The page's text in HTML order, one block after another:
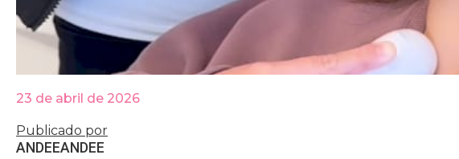
23 de abril de 2026
Publicado por
ANDEEANDEE